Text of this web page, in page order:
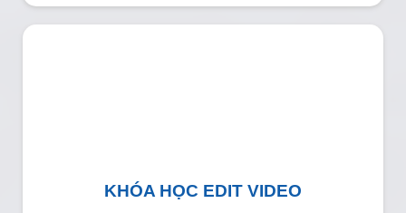
KHÓA HỌC EDIT VIDEO